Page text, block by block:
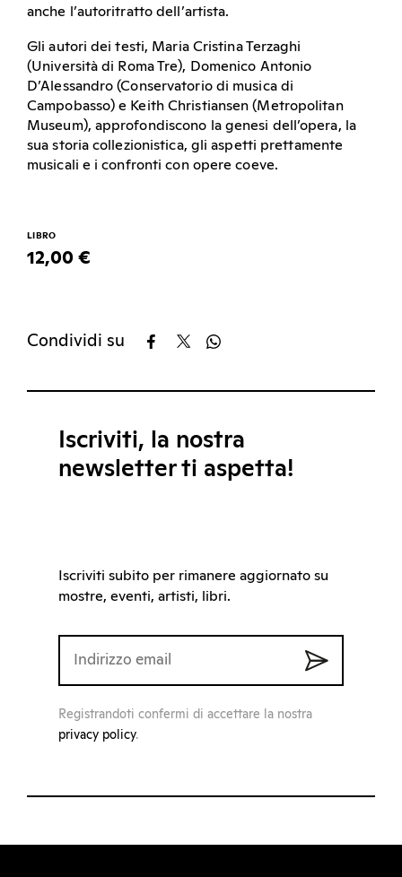
anche l’autoritratto dell’artista.
Gli autori dei testi, Maria Cristina Terzaghi
(Università di Roma Tre), Domenico Antonio
D’Alessandro (Conservatorio di musica di
Campobasso) e Keith Christiansen (Metropolitan
Museum), approfondiscono la genesi dell’opera, la
sua storia collezionistica, gli aspetti prettamente
musicali e i confronti con opere coeve.
LIBRO
12,00 €
Condividi su
Iscriviti, la nostra
newsletter ti aspetta!
Iscriviti subito per rimanere aggiornato su
mostre, eventi, artisti, libri.
Registrandoti confermi di accettare la nostra
privacy policy.